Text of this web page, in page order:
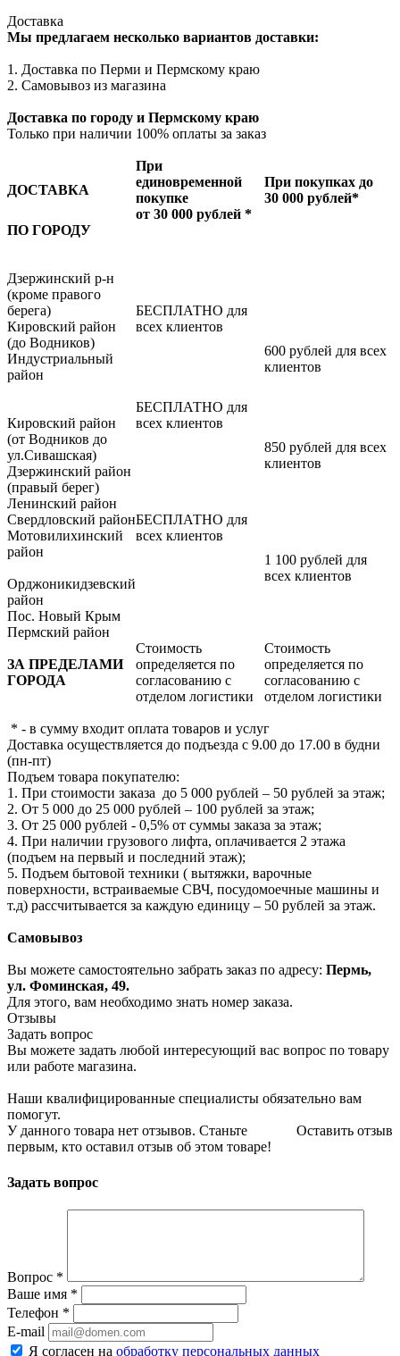
Доставка
Мы предлагаем несколько вариантов доставки:
1. Доставка по Перми и Пермскому краю
2. Самовывоз из магазина
Доставка по городу и Пермскому краю
Только при наличии 100% оплаты за заказ
ДОСТАВКА
При
единовременной
покупке
от 30 000 рублей *
При покупках до
30 000 рублей*
ПО ГОРОДУ
Дзержинский р-н
(кроме правого
берега)
Кировский район
(до Водников)
Индустриальный
район
Кировский район
(от Водников до
ул.Сивашская)
Дзержинский район
(правый берег)
Ленинский район
Свердловский район
Мотовилихинский
район
Орджоникидзевский
район
Пос. Новый Крым
Пермский район
БЕСПЛАТНО для
всех клиентов
БЕСПЛАТНО для
всех клиентов
БЕСПЛАТНО для
всех клиентов
600 рублей для всех
клиентов
850 рублей для всех
клиентов
1 100 рублей для
всех клиентов
ЗА ПРЕДЕЛАМИ
ГОРОДА
Стоимость
определяется по
согласованию с
отделом логистики
Стоимость
определяется по
согласованию с
отделом логистики
* - в сумму входит оплата товаров и услуг
Доставка осуществляется до подъезда с 9.00 до 17.00 в будни
(пн-пт)
Подъем товара покупателю:
1. При стоимости заказа до 5 000 рублей – 50 рублей за этаж;
2. От 5 000 до 25 000 рублей – 100 рублей за этаж;
3. От 25 000 рублей - 0,5% от суммы заказа за этаж;
4. При наличии грузового лифта, оплачивается 2 этажа
(подъем на первый и последний этаж);
5. Подъем бытовой техники ( вытяжки, варочные
поверхности, встраиваемые СВЧ, посудомоечные машины и
т.д) рассчитывается за каждую единицу – 50 рублей за этаж.
Самовывоз
Вы можете самостоятельно забрать заказ по адресу: Пермь,
ул. Фоминская, 49.
Для этого, вам необходимо знать номер заказа.
Отзывы
Задать вопрос
Вы можете задать любой интересующий вас вопрос по товару
или работе магазина.
Наши квалифицированные специалисты обязательно вам
помогут.
Оставить отзыв
У данного товара нет отзывов. Станьте
первым, кто оставил отзыв об этом товаре!
Задать вопрос
Вопрос *
Ваше имя *
Телефон *
E-mail
Я согласен на обработку персональных данных